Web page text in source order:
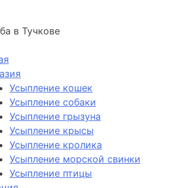
в Тучкове
Усыпление кошек
Усыпление собаки
Усыпление грызуна
Усыпление крысы
Усыпление кролика
Усыпление морской свинки
Усыпление птицы